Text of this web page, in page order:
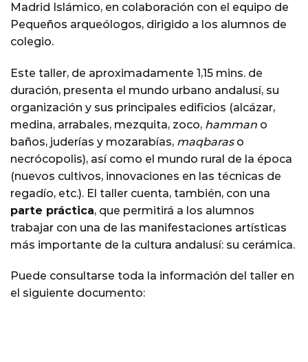
Madrid Islámico, en colaboración con el equipo de
Pequeños arqueólogos, dirigido a los alumnos de
colegio.
Este taller, de aproximadamente 1,15 mins. de
duración, presenta el mundo urbano andalusí, su
organización y sus principales edificios (alcázar,
medina, arrabales, mezquita, zoco, hamman o
baños, juderías y mozarabías, maqbaraso
necrócopolis), así como el mundo rural de la época
(nuevos cultivos, innovaciones en las técnicas de
regadío, etc.). El taller cuenta, también, con una
parte práctica, que permitirá a los alumnos
trabajar con una de las manifestaciones artísticas
más importante de la cultura andalusí: su cerámica.
Puede consultarse toda la información del taller en
el siguiente documento: